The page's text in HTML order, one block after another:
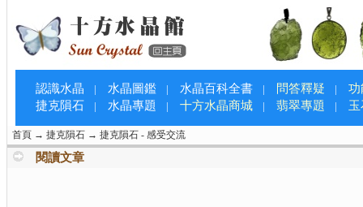
認識水晶 | 水晶圖鑑 | 水晶百科全書 | 問答釋疑 |
功
捷克隕石
| 水晶專題 | 十方水晶商城 | 翡翠專題 |
首頁 → 捷克隕石 → 捷克隕石 - 感受交流
閱讀文章